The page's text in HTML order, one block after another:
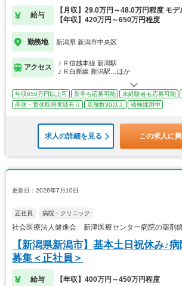
給与
【月収】29.0万円～48.0万円程度 モデ
【年収】420万円～650万円程度
勤務地 新潟県 新潟市中央区
アクセス
ＪＲ信越本線 新潟駅
ＪＲ白新線 新潟駅…ほか
年収650万円以上可 新卒も応募可能 未経験者も応募可能
産休・育休取得実績有り
店舗数30以上 積極採用中
求人の詳細を見る この求人に
更新日：2026年7月10日
正社員 病院・クリニック
社会医療法人健進会 新津医療センター病院の薬剤
【新潟県新潟市】基本土日祝休み♪
募集＜正社員＞
給与 【年収】400万円～450万円程度